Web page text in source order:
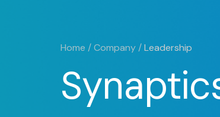
Home /Company /Leadership